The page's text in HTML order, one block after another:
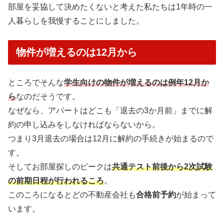
部屋を妥協して決めたくないと考えた私たちは1年時の一
人暮らしを我慢することにしました。
物件が増えるのは12月から
ところでそんな学生向けの物件が増えるのは例年12月か
らなのだそうです。
なぜなら、アパートはどこも「退去の3か月前」までに解
約の申し込みをしなければならないから。
つまり3月退去の場合は12月に解約の手続きが始まるので
す。
そしてお部屋探しのピークは共通テスト前後から2次試験
の前期日程が行われるころ。
このころになるとどの不動産会社も合格前予約が始まって
います。